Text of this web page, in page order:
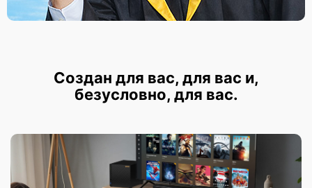
Создан для вас, для вас и,
безусловно, для вас.